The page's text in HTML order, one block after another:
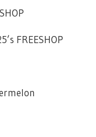
FREESHOP